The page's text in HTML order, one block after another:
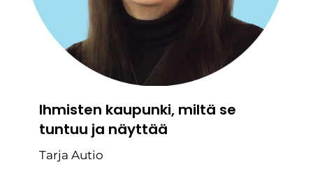
Ihmisten kaupunki, miltä se
tuntuu ja näyttää
Tarja Autio